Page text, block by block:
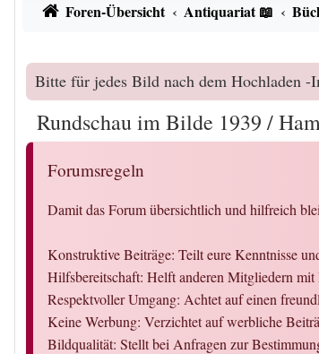
Foren-Übersicht Antiquariat 📖
Bitte für jedes Bild nach dem Hochladen
Rundschau im Bilde 1939 /
Forumsregeln
Damit das Forum übersichtlich und hilfreich
Konstruktive Beiträge: Teilt eure Kenntnisse
Hilfsbereitschaft: Helft anderen Mitgliedern
Respektvoller Umgang: Achtet auf einen
Keine Werbung: Verzichtet auf werbliche
Bildqualität: Stellt bei Anfragen zur